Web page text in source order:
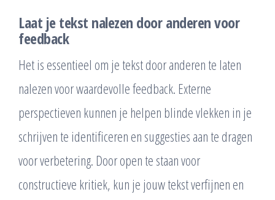
Laat je tekst nalezen door anderen voor
feedback
Het is essentieel om je tekst door anderen te laten
nalezen voor waardevolle feedback. Externe
perspectieven kunnen je helpen blinde vlekken in je
schrijven te identificeren en suggesties aan te dragen
voor verbetering. Door open te staan voor
constructieve kritiek, kun je jouw tekst verfijnen en